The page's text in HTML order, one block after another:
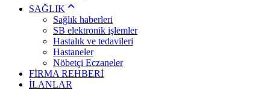
SAĞLIK
Sağlık haberleri
SB elektronik işlemler
Hastalık ve tedavileri
Hastaneler
Nöbetçi Eczaneler
FİRMA REHBERİ
İLANLAR